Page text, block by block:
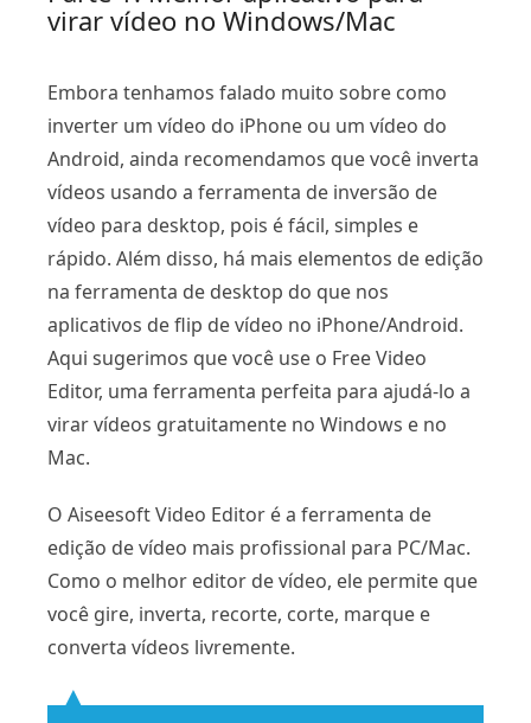
virar vídeo no Windows/Mac
Embora tenhamos falado muito sobre como
inverter um vídeo do iPhone ou um vídeo do
Android, ainda recomendamos que você inverta
vídeos usando a ferramenta de inversão de
vídeo para desktop, pois é fácil, simples e
rápido. Além disso, há mais elementos de edição
na ferramenta de desktop do que nos
aplicativos de flip de vídeo no iPhone/Android.
Aqui sugerimos que você use o Free Video
Editor, uma ferramenta perfeita para ajudá-lo a
virar vídeos gratuitamente no Windows e no
Mac.
O Aiseesoft Video Editor é a ferramenta de
edição de vídeo mais profissional para PC/Mac.
Como o melhor editor de vídeo, ele permite que
você gire, inverta, recorte, corte, marque e
converta vídeos livremente.